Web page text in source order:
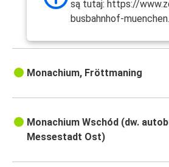
są tutaj: https://
busbahnhof-
Monachium, Fröttmaning
Monachium Wschód (dw.
Messestadt Ost)